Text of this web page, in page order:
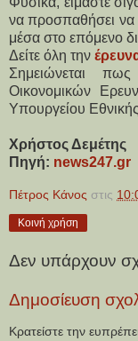
να προσπαθήσει να
μέσα στο επόμενο
Δείτε όλη την
Σημειώνεται
Οικονομικών
Υπουργείου
Χρήστος Δεμέτης
Πηγή: news247.gr
Πέτρος Κάνος στις
Κοινή χρήση
Δεν υπάρχουν
Δημοσίευση
Κρατείστε την